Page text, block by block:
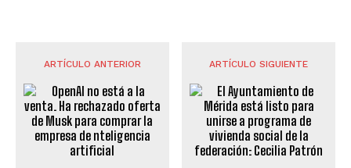
ARTÍCULO ANTERIOR ARTÍCULO SIGUIENTE